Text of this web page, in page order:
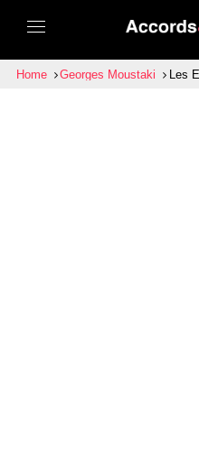
Home Georges Moustaki Les